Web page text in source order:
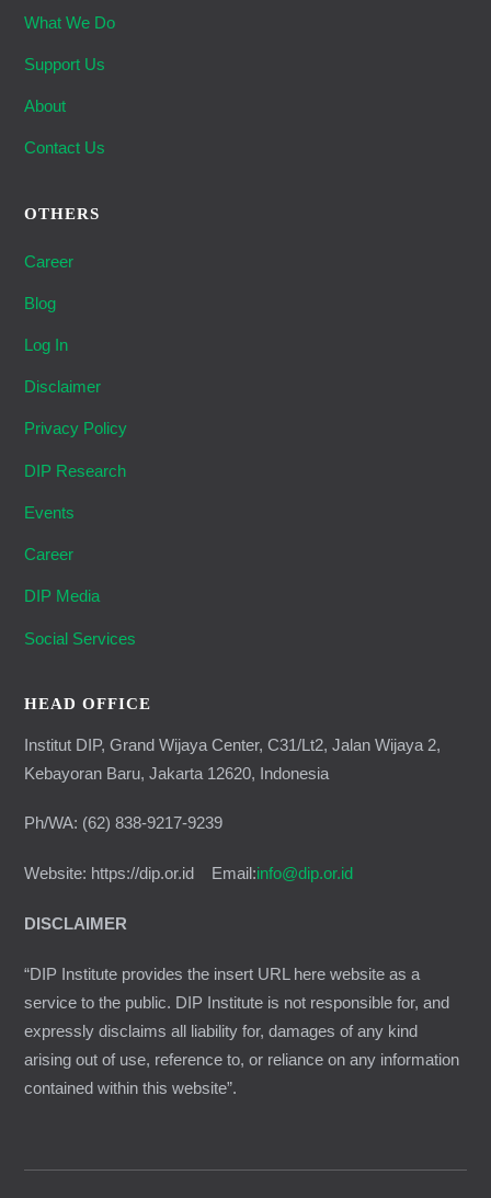
What We Do
Support Us
About
Contact Us
OTHERS
Career
Blog
Log In
Disclaimer
Privacy Policy
DIP Research
Events
Career
DIP Media
Social Services
HEAD OFFICE
Institut DIP, Grand Wijaya Center, C31/Lt2, Jalan Wijaya 2,
Kebayoran Baru, Jakarta 12620, Indonesia
Ph/WA: (62) 838-9217-9239
Website: https://dip.or.id Email:info@dip.or.id
DISCLAIMER
“DIP Institute provides the insert URL here website as a
service to the public. DIP Institute is not responsible for, and
expressly disclaims all liability for, damages of any kind
arising out of use, reference to, or reliance on any information
contained within this website”.